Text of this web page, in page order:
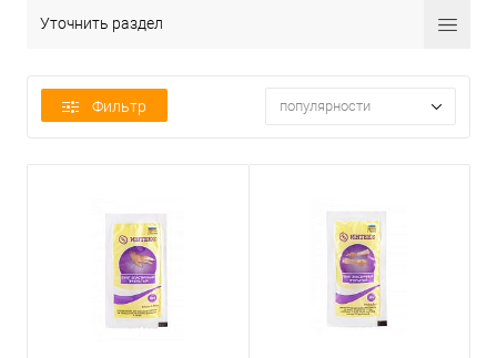
Уточнить раздел
Фильтр популярности